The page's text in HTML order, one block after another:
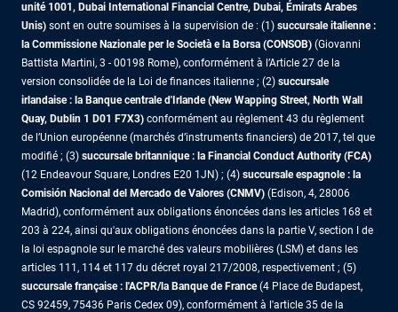
unité 1001, Dubai International Financial Centre, Dubai, Émirats Arabes
Unis) sont en outre soumises à la supervision de : (1) succursale italienne :
la Commissione Nazionale per le Società e la Borsa (CONSOB) (Giovanni
Battista Martini, 3 - 00198 Rome), conformément à l’Article 27 de la
version consolidée de la Loi de finances italienne ; (2) succursale
irlandaise : la Banque centrale d'Irlande (New Wapping Street, North Wall
Quay, Dublin 1 D01 F7X3) conformément au règlement 43 du règlement
de l’Union européenne (marchés d’instruments financiers) de 2017, tel que
modifié ; (3) succursale britannique : la Financial Conduct Authority (FCA)
(12 Endeavour Square, Londres E20 1JN) ; (4) succursale espagnole : la
Comisión Nacional del Mercado de Valores (CNMV) (Edison, 4, 28006
Madrid), conformément aux obligations énoncées dans les articles 168 et
203 à 224, ainsi qu'aux obligations énoncées dans la partie V, section I de
la loi espagnole sur le marché des valeurs mobilières (LSM) et dans les
articles 111, 114 et 117 du décret royal 217/2008, respectivement ; (5)
succursale française : l'ACPR/la Banque de France(4 Place de Budapest,
CS 92459, 75436 Paris Cedex 09), conformément à l'article 35 de la